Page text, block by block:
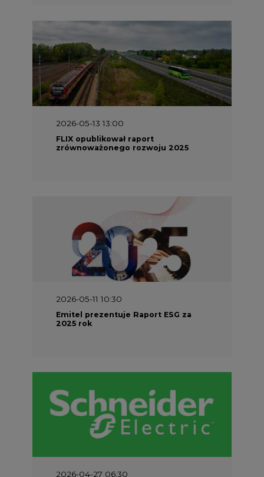
2026-05-13 13:00
FLIX opublikował raport
zrównoważonego rozwoju 2025
2026-05-11 10:30
Emitel prezentuje Raport ESG za
2025 rok
2026-04-27 06:30